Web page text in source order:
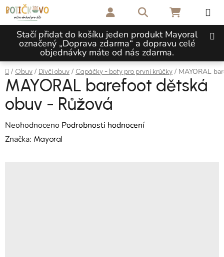
Přejít na obsah
Stačí přidat do košíku jeden produkt Mayoral
označený „Doprava zdarma“ a dopravu celé
objednávky máte od nás zdarma.
Hledat NÁKUPNÍ
Domů
/ Obuv / Dívčí obuv / Capáčky - boty pro první krůčky / MAYORAL
MAYORAL barefoot dětská
obuv - Růžová
Průměrné hodnocení produktu je 0,0 z 5 hvězdiček.
Neohodnoceno Podrobnosti hodnocení
Značka: Mayoral